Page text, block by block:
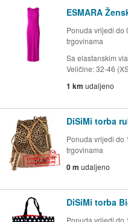
ESMARA
Ponuda vrijedi do
trgovinama
Sa elastanskim
Veličine: 32-46
1 km udaljeno
DiSiMi torba
Ponuda vrijedi do
trgovinama
0 m udaljeno
DiSiMi torba